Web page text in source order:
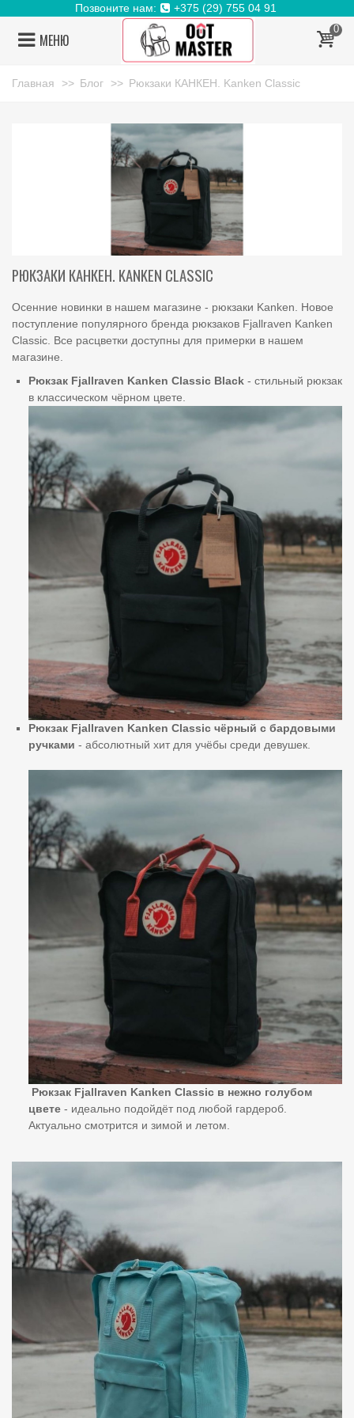
Позвоните нам: +375 (29) 755 04 91
МЕНЮ
0
Главная >> Блог >> Рюкзаки КАНКЕН. Kanken Classic
РЮКЗАКИ КАНКЕН. KANKEN CLASSIC
Осенние новинки в нашем магазине - рюкзаки Kanken. Новое
поступление популярного бренда рюкзаков Fjallraven Kanken
Classic. Все расцветки доступны для примерки в нашем
магазине.
Рюкзак Fjallraven Kanken Classic Black - стильный рюкзак
в классическом чёрном цвете.
Рюкзак Fjallraven Kanken Classic чёрный с бардовыми
ручками - абсолютный хит для учёбы среди девушек.
Рюкзак Fjallraven Kanken Classic в нежно голубом
цвете - идеально подойдёт под любой гардероб.
Актуально смотрится и зимой и летом.